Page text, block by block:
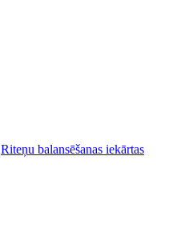
Riteņu balansēšanas iekārtas